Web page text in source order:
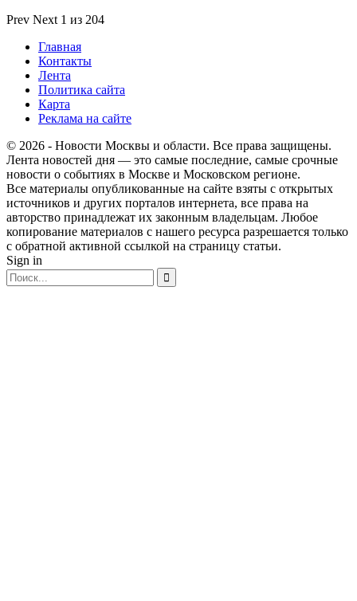
Prev Next 1 из 204
Главная
Контакты
Лента
Политика сайта
Карта
Реклама на сайте
© 2026 - Новости Москвы и области. Все права защищены.
Лента новостей дня — это самые последние, самые срочные
новости о событиях в Москве и Московском регионе.
Все материалы опубликованные на сайте взяты с открытых
источников и других порталов интернета, все права на
авторство принадлежат их законным владельцам. Любое
копирование материалов с нашего ресурса разрешается только
с обратной активной ссылкой на страницу статьи.
Sign in